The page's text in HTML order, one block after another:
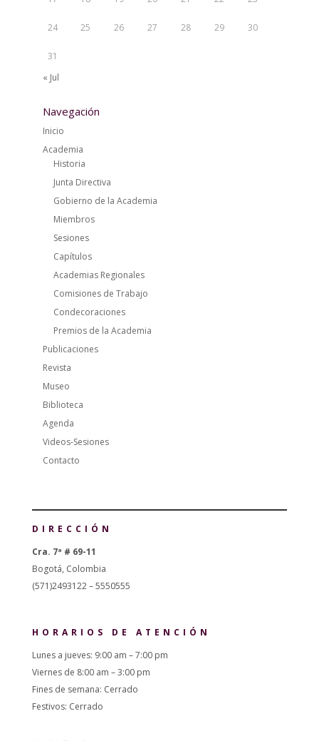
24 25 26 27 28 29 30
31
« Jul
Navegación
Inicio
Academia
Historia
Junta Directiva
Gobierno de la Academia
Miembros
Sesiones
Capítulos
Academias Regionales
Comisiones de Trabajo
Condecoraciones
Premios de la Academia
Publicaciones
Revista
Museo
Biblioteca
Agenda
Videos-Sesiones
Contacto
DIRECCIÓN
Cra. 7ª # 69-11
Bogotá, Colombia
(571)2493122 – 5550555
HORARIOS DE ATENCIÓN
Lunes a jueves: 9:00 am – 7:00 pm
Viernes de 8:00 am – 3:00 pm
Fines de semana: Cerrado
Festivos: Cerrado